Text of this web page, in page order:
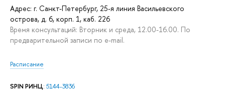
Адрес: г. Санкт-Петербург, 25-я линия Васильевского
острова, д. 6, корп. 1, каб. 226
Время консультаций: Вторник и среда, 12.00-16.00. По
предварительной записи по e-mail.
Расписание
SPIN РИНЦ: 5144-3836